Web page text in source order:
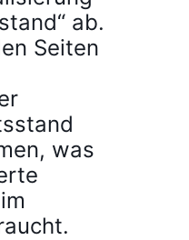
ab.
Seiten
was